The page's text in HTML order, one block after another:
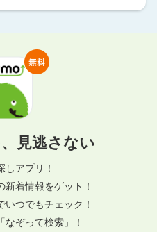
見逃さない
しアプリ！
新着情報をゲット！
いつでもチェック！
なぞって検索」！